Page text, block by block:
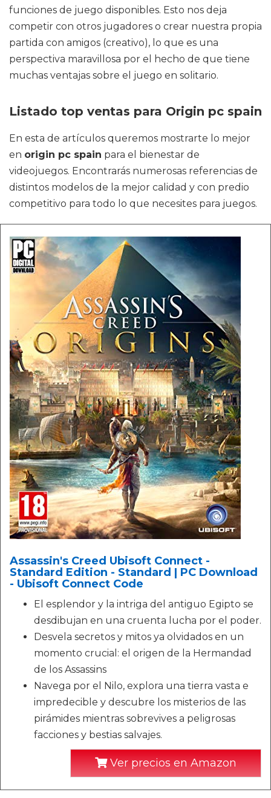
funciones de juego disponibles. Esto nos deja
competir con otros jugadores o crear nuestra propia
partida con amigos (creativo), lo que es una
perspectiva maravillosa por el hecho de que tiene
muchas ventajas sobre el juego en solitario.
Listado top ventas para Origin pc spain
En esta de artículos queremos mostrarte lo mejor
en origin pc spain para el bienestar de
videojuegos. Encontrarás numerosas referencias de
distintos modelos de la mejor calidad y con predio
competitivo para todo lo que necesites para juegos.
Assassin's Creed Ubisoft Connect -
Standard Edition - Standard | PC Download
- Ubisoft Connect Code
El esplendor y la intriga del antiguo Egipto se
desdibujan en una cruenta lucha por el poder.
Desvela secretos y mitos ya olvidados en un
momento crucial: el origen de la Hermandad
de los Assassins
Navega por el Nilo, explora una tierra vasta e
impredecible y descubre los misterios de las
pirámides mientras sobrevives a peligrosas
facciones y bestias salvajes.
Ver precios en Amazon